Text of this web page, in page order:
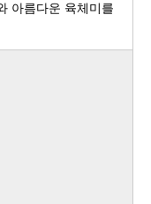
아름다운 육체미를